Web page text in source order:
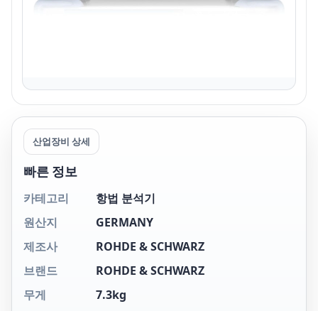
산업장비 상세
빠른 정보
카테고리
항법 분석기
원산지
GERMANY
제조사
ROHDE & SCHWARZ
브랜드
ROHDE & SCHWARZ
무게
7.3kg